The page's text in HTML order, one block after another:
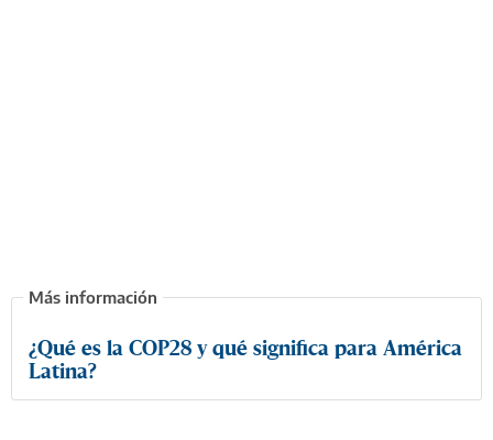
¿Qué es la COP28 y qué significa para América
Latina?